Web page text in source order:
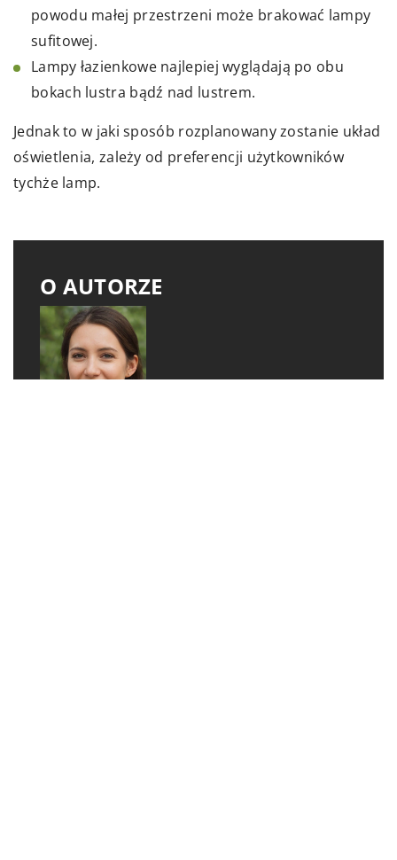
powodu małej przestrzeni może brakować lampy
sufitowej.
Lampy łazienkowe najlepiej wyglądają po obu
bokach lustra bądź nad lustrem.
Jednak to w jaki sposób rozplanowany zostanie układ
oświetlenia, zależy od preferencji użytkowników
tychże lamp.
O AUTORZE